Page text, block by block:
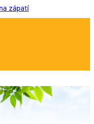
zápatí